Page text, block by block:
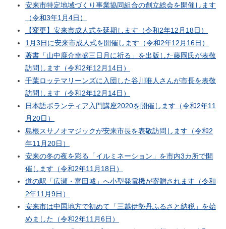
安来市特定地域づくり事業協同組合の創立総会を開催します
（令和3年1月4日）
【変更】安来市成人式を延期します（令和2年12月18日）
1月3日に安来市成人式を開催します（令和2年12月16日）
著書「山中鹿介幸盛三日月に祈る」を出版した藤岡氏が表敬
訪問します（令和2年12月14日）
千葉ロッテマリーンズに入団した谷川唯人さんが市長を表敬
訪問します（令和2年12月14日）
日本語ボランティア入門講座2020を開催します（令和2年11
月20日）
島根スサノオマジックが安来市長を表敬訪問します（令和2
年11月20日）
安来の冬の夜を彩る「イルミネーション」を市内3カ所で開
催します（令和2年11月18日）
道の駅「広瀬・富田城」へ小型発電機が寄贈されます（令和
2年11月9日）
安来市は中国地方で初めて「三越伊勢丹ふるさと納税」を始
めました（令和2年11月6日）